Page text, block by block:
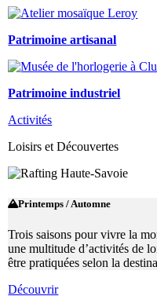
Patrimoine artisanal
Patrimoine industriel
Activités
Loisirs et Découvertes
Printemps / Automne
Trois saisons pour vivre la
une multitude d’activités de
être pratiquées selon la
Découvrir